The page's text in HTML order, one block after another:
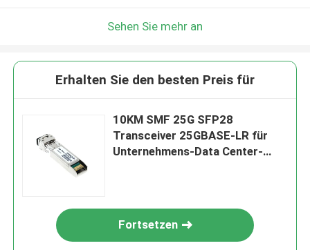
Sehen Sie mehr an
Erhalten Sie den besten Preis für
10KM SMF 25G SFP28
Transceiver 25GBASE-LR für
Unternehmens-Data Center-
Fortsetzen